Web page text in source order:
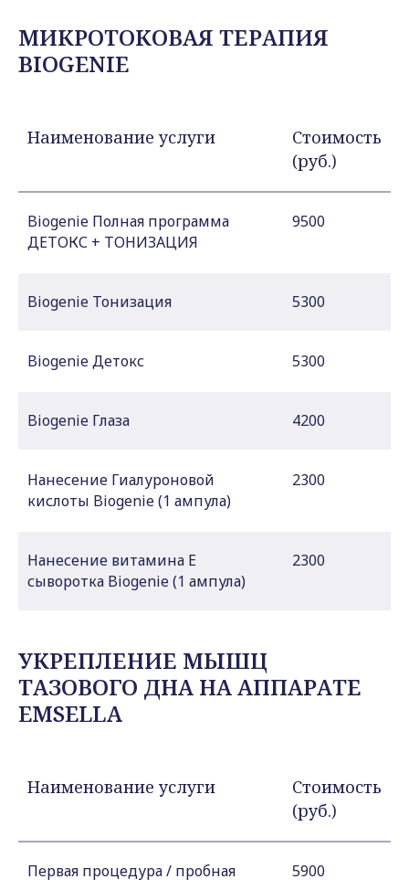
МИКРОТОКОВАЯ ТЕРАПИЯ
BIOGENIE
Наименование услуги
Стоимость
(руб.)
Biogenie Полная программа
ДЕТОКС + ТОНИЗАЦИЯ
9500
Biogenie Тонизация 5300
Biogenie Детокс 5300
Biogenie Глаза 4200
Нанесение Гиалуроновой
кислоты Biogenie (1 ампула)
2300
Нанесение витамина Е
сыворотка Biogenie (1 ампула)
2300
УКРЕПЛЕНИЕ МЫШЦ
ТАЗОВОГО ДНА НА АППАРАТЕ
EMSELLA
Наименование услуги
Стоимость
(руб.)
Первая процедура / пробная 5900